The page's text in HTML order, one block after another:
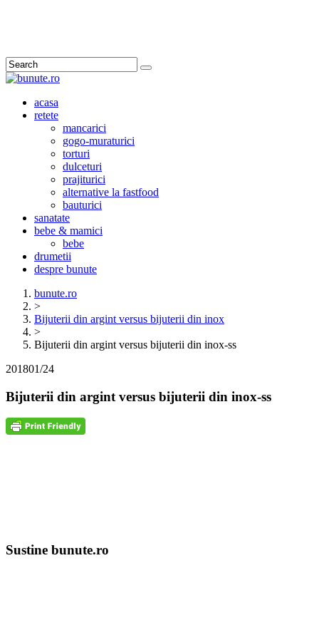
Search
acasa
retete
mancarici
gogo-muraturici
torturi
dulceturi
prajiturici
alternative la fastfood
bauturici
sanatate
bebe & mamici
bebe
drumetii
despre bunute
bunute.ro
>
Bijuterii din argint versus bijuterii din inox
>
Bijuterii din argint versus bijuterii din inox-ss
201801/24
Bijuterii din argint versus bijuterii din inox-ss
Sustine bunute.ro